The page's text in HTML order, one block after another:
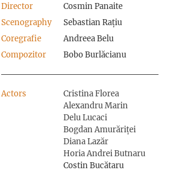
Director
Cosmin Panaite
Scenography
Sebastian Rațiu
Coregrafie
Andreea Belu
Compozitor
Bobo Burlăcianu
Actors
Cristina Florea
Alexandru Marin
Delu Lucaci
Bogdan Amurăriței
Diana Lazăr
Horia Andrei Butnaru
Costin Bucătaru